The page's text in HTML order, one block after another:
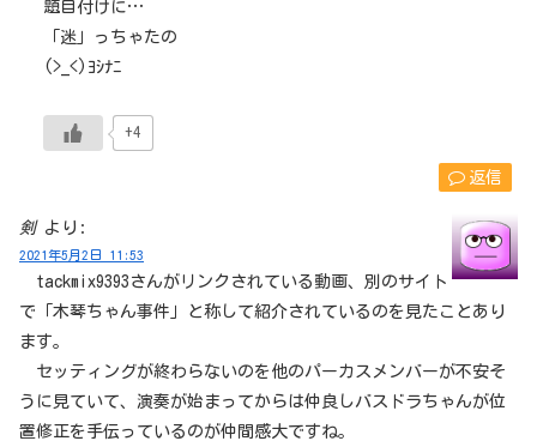
題目付けに…
「迷」っちゃたの
(>_<)ﾖｼﾅﾆ
+4
返信
剣 より:
2021年5月2日 11:53
tackmix9393さんがリンクされている動画、別のサイト
で「木琴ちゃん事件」と称して紹介されているのを見たことあり
ます。
セッティングが終わらないのを他のパーカスメンバーが不安そ
うに見ていて、演奏が始まってからは仲良しバスドラちゃんが位
置修正を手伝っているのが仲間感大ですね。